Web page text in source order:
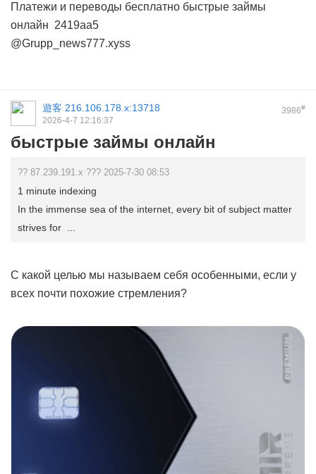
Платежи и переводы бесплатно быстрые займы
онлайн 2419aa5
@Grupp_news777.xyss
3986#
遊客 216.106.178.x:13718
2026-4-7 12:16:37
быстрые займы онлайн
?? 87.239.191.x ??? 2025-7-30 08:53
1 minute indexing
In the immense sea of the internet, every bit of subject matter
strives for ...
С какой целью мы называем себя особенными, если у
всех почти похожие стремления?